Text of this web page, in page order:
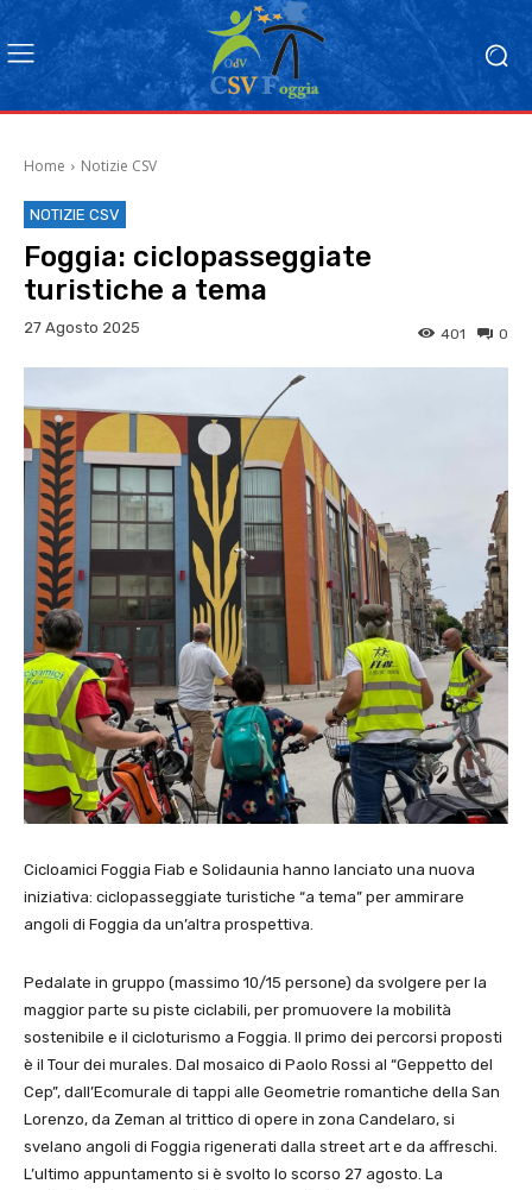
Home Notizie CSV
NOTIZIE CSV
Foggia: ciclopasseggiate
turistiche a tema
27 Agosto 2025 0
401
Cicloamici Foggia Fiab e Solidaunia hanno lanciato una nuova
iniziativa: ciclopasseggiate turistiche “a tema” per ammirare
angoli di Foggia da un’altra prospettiva.
Pedalate in gruppo (massimo 10/15 persone) da svolgere per la
maggior parte su piste ciclabili, per promuovere la mobilità
sostenibile e il cicloturismo a Foggia. Il primo dei percorsi proposti
è il Tour dei murales. Dal mosaico di Paolo Rossi al “Geppetto del
Cep”, dall’Ecomurale di tappi alle Geometrie romantiche della San
Lorenzo, da Zeman al trittico di opere in zona Candelaro, si
svelano angoli di Foggia rigenerati dalla street art e da affreschi.
L’ultimo appuntamento si è svolto lo scorso 27 agosto. La